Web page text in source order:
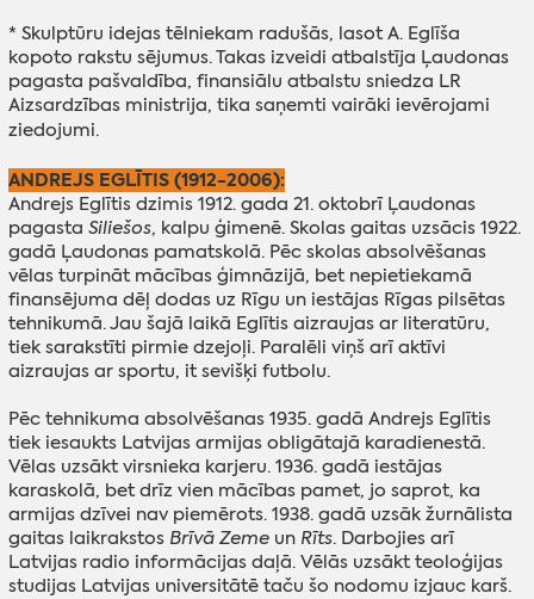
* Skulptūru idejas tēlniekam radušās, lasot A. Eglīša
kopoto rakstu sējumus. Takas izveidi atbalstīja Ļaudonas
pagasta pašvaldība, finansiālu atbalstu sniedza LR
Aizsardzības ministrija, tika saņemti vairāki ievērojami
ziedojumi.
ANDREJS EGLĪTIS (1912-2006):
Andrejs Eglītis dzimis 1912. gada 21. oktobrī Ļaudonas
pagasta Siliešos, kalpu ģimenē. Skolas gaitas uzsācis 1922.
gadā Ļaudonas pamatskolā. Pēc skolas absolvēšanas
vēlas turpināt mācības ģimnāzijā, bet nepietiekamā
finansējuma dēļ dodas uz Rīgu un iestājas Rīgas pilsētas
tehnikumā. Jau šajā laikā Eglītis aizraujas ar literatūru,
tiek sarakstīti pirmie dzejoļi. Paralēli viņš arī aktīvi
aizraujas ar sportu, it sevišķi futbolu.
Pēc tehnikuma absolvēšanas 1935. gadā Andrejs Eglītis
tiek iesaukts Latvijas armijas obligātajā karadienestā.
Vēlas uzsākt virsnieka karjeru. 1936. gadā iestājas
karaskolā, bet drīz vien mācības pamet, jo saprot, ka
armijas dzīvei nav piemērots. 1938. gadā uzsāk žurnālista
gaitas laikrakstos Brīvā Zemeun Rīts. Darbojies arī
Latvijas radio informācijas daļā. Vēlās uzsākt teoloģijas
studijas Latvijas universitātē taču šo nodomu izjauc karš.